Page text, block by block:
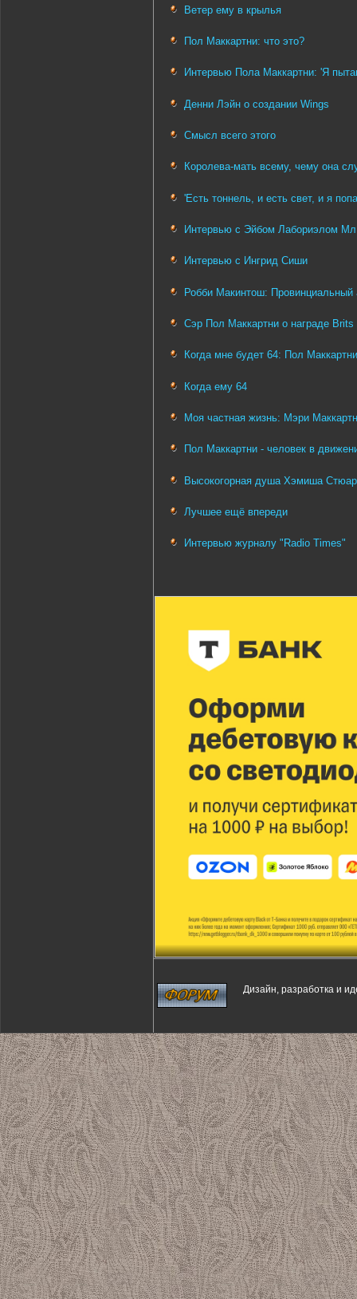
Ветер ему в крылья
Пол Маккартни: что это?
Интервью Пола Маккартни: 'Я
Денни Лэйн о создании Wings
Смысл всего этого
Королева-мать всему, чему она
'Есть тоннель, и есть свет, и я
Интервью с Эйбом Лабориэлом
Интервью с Ингрид Сиши
Робби Макинтош: Провинциальный
Сэр Пол Маккартни о награде Brits
Когда мне будет 64: Пол
Когда ему 64
Моя частная жизнь: Мэри
Пол Маккартни - человек в
Высокогорная душа Хэмиша
Лучшее ещё впереди
Интервью журналу "Radio Times"
Дизайн, разработка и